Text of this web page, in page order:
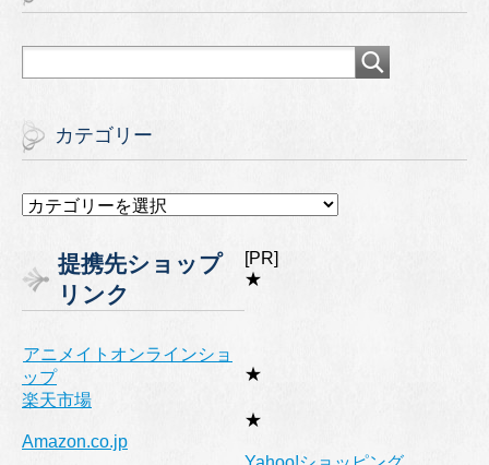
カテゴリー
カ
リ
ー
提携先ショップ
リンク
[PR]
★
アニメイトオンラインショ
ップ
★
楽天市場
★
Amazon.co.jp